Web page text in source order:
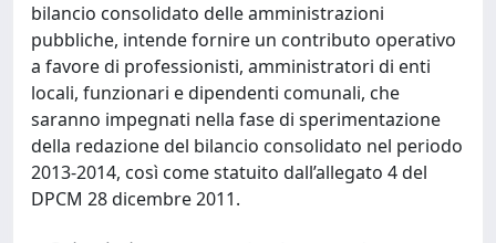
bilancio consolidato delle amministrazioni
pubbliche, intende fornire un contributo operativo
a favore di professionisti, amministratori di enti
locali, funzionari e dipendenti comunali, che
saranno impegnati nella fase di sperimentazione
della redazione del bilancio consolidato nel periodo
2013-2014, così come statuito dall’allegato 4 del
DPCM 28 dicembre 2011.